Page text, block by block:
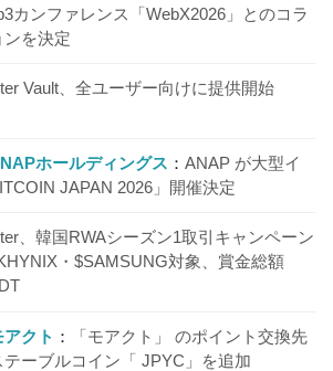
カンファレンス「WebX2026」とのコラ
ンを決定
Vault、全ユーザー向けに提供開始
ホールディングス
ANAP が大型イ
JAPAN 2026」開催決定
、韓国RWAシーズン1取引キャンペーン
・$SAMSUNG対象、賞金総額
クト
「モアクト」 のポイント交換先
テーブルコイン「 JPYC」を追加